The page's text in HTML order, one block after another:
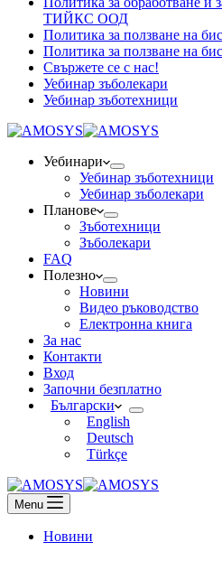
ТИЙКС ООД
Политика за ползване на
Политика за ползване на
Свържете се с нас!
Уебинар зъболекари
Уебинар зъботехници
Уебинари
Уебинар зъботехници
Уебинар зъболекари
Планове
Зъботехници
Зъболекари
FAQ
Полезно
Новини
Видео ръководство
Електронна книга
За нас
Контакти
Вход
Започни безплатно
Български
English
Deutsch
Türkçe
Menu
Новини